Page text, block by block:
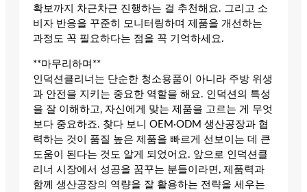
확보까지 차근차근 진행하는 걸 추천해요. 그리고 소
비자 반응을 꾸준히 모니터링하며 제품을 개선하는
과정도 꼭 필요하다는 점을 꼭 기억하세요.
**마무리하며**
인덕션클리너는 단순한 청소용품이 아니라 주방 위생
과 안전을 지키는 중요한 역할을 해요. 인덕션의 특성
을 잘 이해하고, 자신에게 맞는 제품을 고르는 게 무엇
보다 중요하죠. 찾다 보니 OEM·ODM 생산공장과 협
력하는 것이 품질 높은 제품을 빠르게 선보이는 데 큰
도움이 된다는 것도 알게 되었어요. 앞으로 인덕션클
리너 시장에서 성공을 꿈꾸는 분들이라면, 제품력과
함께 생산공장의 역량을 잘 활용하는 전략을 세우는